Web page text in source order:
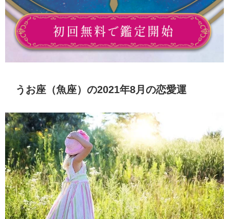
うお座（魚座）の2021年8月の恋愛運